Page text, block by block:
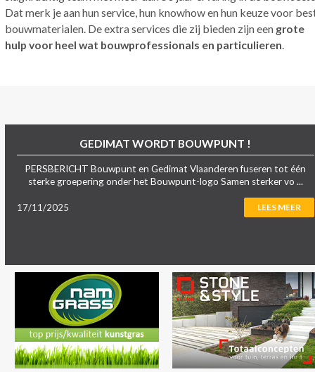
Dat merk je aan hun service, hun knowhow en hun keuze voor
bouwmaterialen. De extra services die zij bieden zijn een grote
hulp voor heel wat bouwprofessionals en particulieren.
GEDIMAT WORDT BOUWPUNT !
PERSBERICHT Bouwpunt en Gedimat Vlaanderen fuseren tot één
sterke groepering onder het Bouwpunt-logo Samen sterker vo ...
17/11/2025 LEES MEER